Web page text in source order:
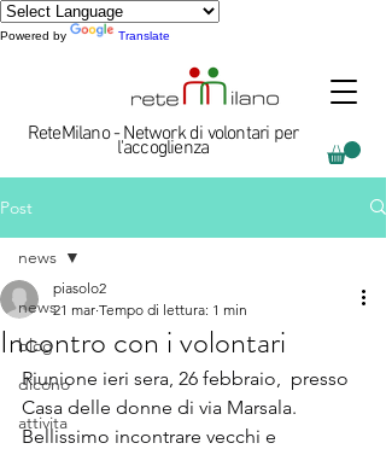
Powered by Translate
ReteMilano - Network di volontari per
l'accoglienza
Post
news
blog
dicono
attivita
news
Incontro con i volontari
piasolo2
21 mar Tempo di lettura: 1 min
Riunione ieri sera, 26 febbraio,  presso
Casa delle donne di via Marsala.
Bellissimo incontrare vecchi e